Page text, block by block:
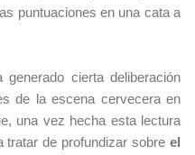
puntuaciones en una cata a
cierta deliberación
de la escena cervecera en
una vez hecha esta lectura
tratar de profundizar sobre el